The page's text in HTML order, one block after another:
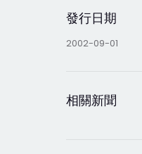
發行日期
2002-09-01
相關新聞